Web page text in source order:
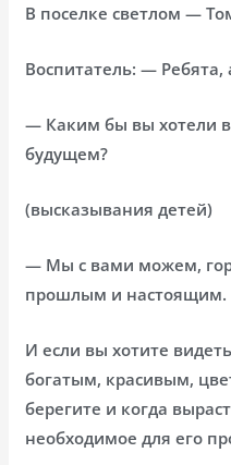
В поселке светлом —
Воспитатель: —
— Каким бы вы хотели
будущем?
(высказывания детей)
— Мы с вами можем,
прошлым и настоящим.
И если вы хотите
богатым, красивым,
берегите и когда
необходимое для его